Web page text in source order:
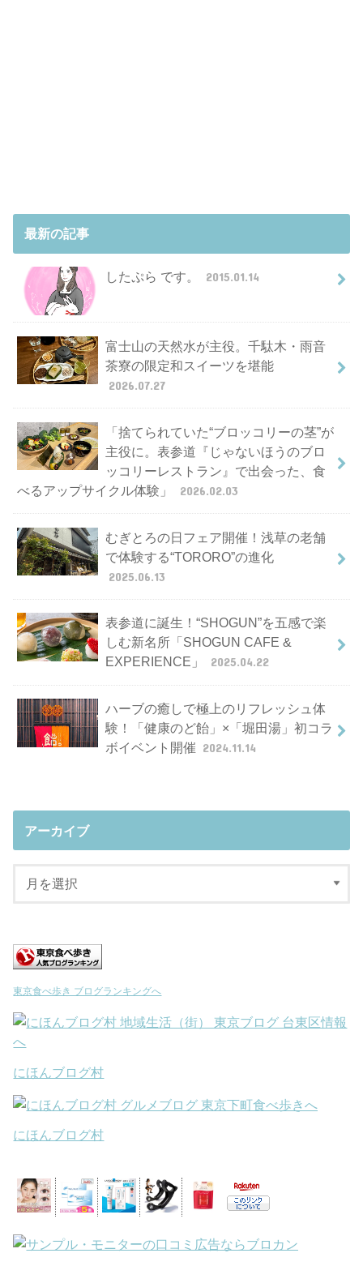
最新の記事
したぷら です。 2015.01.14
富士山の天然水が主役。千駄木・雨音
茶寮の限定和スイーツを堪能
2026.07.27
「捨てられていた“ブロッコリーの茎”が
主役に。表参道『じゃないほうのブロ
ッコリーレストラン』で出会った、食
べるアップサイクル体験」
2026.02.03
むぎとろの日フェア開催！浅草の老舗
で体験する“TORORO”の進化
2025.06.13
表参道に誕生！“SHOGUN”を五感で楽
しむ新名所「SHOGUN CAFE &
EXPERIENCE」
2025.04.22
ハーブの癒しで極上のリフレッシュ体
験！「健康のど飴」×「堀田湯」初コラ
ボイベント開催 2024.11.14
アーカイブ
東京食べ歩き ブログランキングへ
にほんブログ村
にほんブログ村